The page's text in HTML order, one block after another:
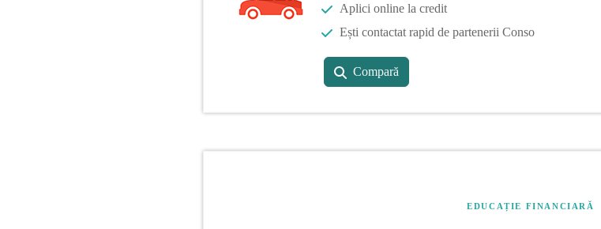
Aplici online la credit
Ești contactat rapid de partenerii Conso
Compară
EDUCAȚIE FINANCIARĂ